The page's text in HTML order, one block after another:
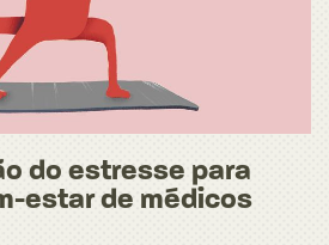
do estresse para
estar de médicos